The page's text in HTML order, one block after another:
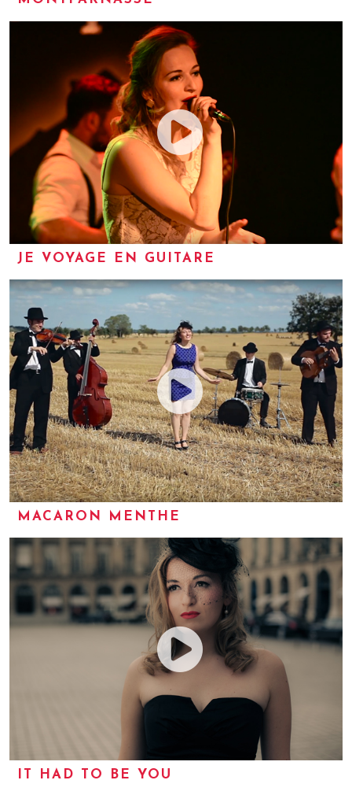
JE VOYAGE EN GUITARE
MACARON MENTHE
IT HAD TO BE YOU